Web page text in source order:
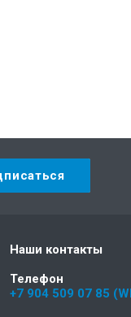
Наши контакты
Телефон
+7 904 509 07 85